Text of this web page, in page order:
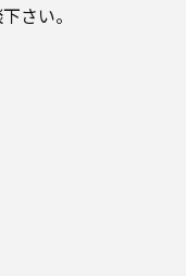
さい。